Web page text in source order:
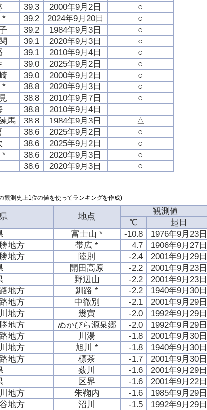
39.3 2000年9月2日
○
* 39.2 2024年9月20日
○
39.2 1984年9月3日
○
39.1 2020年9月3日
○
39.1 2010年9月4日
○
39.0 2025年9月2日
○
39.0 2000年9月2日
○
* 38.8 2020年9月3日
○
38.8 2010年9月7日
○
38.8
2010年9月4日
馬 38.8 1984年9月3日
△
38.6 2025年9月2日
○
38.6 2025年9月2日
○
* 38.6 2020年9月3日
○
38.6 2020年9月3日 ○
観測史上1位の値を使ってランキングを作成)
地点
観測値
℃
起日
富士山 * -10.8 1976年9月23日
地方 帯広 * -4.7 1906年9月27日
地方 陸別 -2.4 2001年9月29日
開田高原 -2.2 2001年9月23日
野辺山 -2.2 2001年9月23日
地方 釧路 * -2.2 1940年9月30日
地方 中徹別 -2.1 2001年9月29日
地方 幾寅 -2.0 1992年9月29日
地方 ぬかびら源泉郷 -2.0 1992年9月29日
地方 川湯 -1.8 2001年9月30日
地方 旭川 * -1.8 1940年9月30日
地方 標茶 -1.7 2001年9月30日
薮川 -1.6 2001年9月29日
区界 -1.6 2001年9月22日
地方 朱鞠内 -1.6 1985年9月29日
地方 沼川 -1.5 1992年9月29日